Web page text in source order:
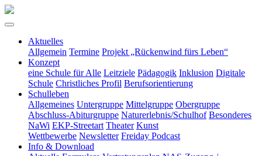
Aktuelles
Allgemein Termine Projekt „Rückenwind fürs Leben“
Konzept
eine Schule für Alle Leitziele Pädagogik Inklusion Digitale
Schule Christliches Profil Berufsorientierung
Schulleben
Allgemeines Untergruppe Mittelgruppe Obergruppe
Abschluss-Abiturgruppe Naturerlebnis/Schulhof Besonderes
NaWi EKP-Streetart Theater Kunst
Wettbewerbe Newsletter Freiday Podcast
Info & Download